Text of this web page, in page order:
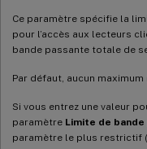
Ce paramètre spécifie la
pour l’accès aux lecteurs
bande passante totale de
Par défaut, aucun maximum
Si vous entrez une valeur
paramètre Limite de
paramètre le plus restrictif